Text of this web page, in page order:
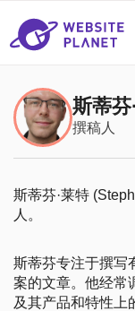
斯蒂芬
撰稿人
斯蒂芬·莱特
人。
斯蒂芬专注于撰写
案的文章。他经常
及其产品和特性上